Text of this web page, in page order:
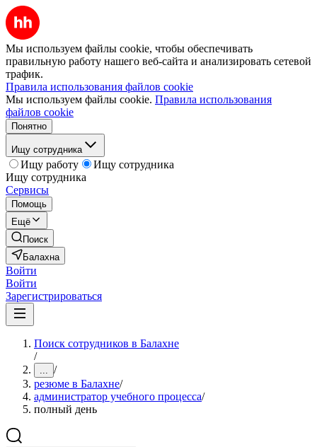
Мы используем файлы cookie, чтобы обеспечивать
правильную работу нашего веб-сайта и анализировать сетевой
трафик.
Правила использования файлов cookie
Мы используем файлы cookie. Правила использования
файлов cookie
Понятно
Ищу сотрудника
Ищу работу
Ищу сотрудника
Ищу сотрудника
Сервисы
Помощь
Ещё
Поиск
Балахна
Войти
Войти
Зарегистрироваться
Поиск сотрудников в Балахне
/
... /
резюме в Балахне/
администратор учебного процесса/
полный день